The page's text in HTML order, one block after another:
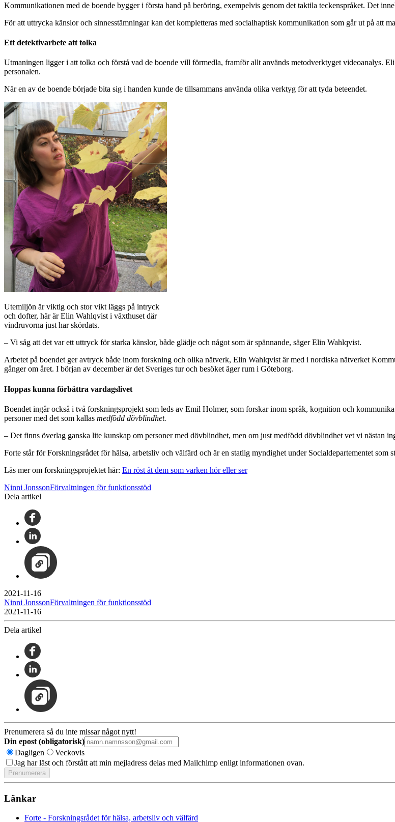
Kommunikationen med de boende bygger i första hand på beröring, exempelvis genom det taktila teckenspråket. Det
För att uttrycka känslor och sinnesstämningar kan det kompletteras med socialhaptisk kommunikation som går ut på att
Ett detektivarbete att tolka
Utmaningen ligger i att tolka och förstå vad de boende vill förmedla, framför allt används metodverktyget videoanalys.
personalen.
När en av de boende började bita sig i handen kunde de tillsammans använda olika verktyg för att tyda beteendet.
Utemiljön är viktig och stor vikt läggs på intryck
och dofter, här är Elin Wahlqvist i växthuset där
vindruvorna just har skördats.
– Vi såg att det var ett uttryck för starka känslor, både glädje och något som är spännande, säger Elin Wahlqvist.
Arbetet på boendet ger avtryck både inom forskning och olika nätverk, Elin Wahlqvist är med i nordiska nätverket
gånger om året. I början av december är det Sveriges tur och besöket äger rum i Göteborg.
Hoppas kunna förbättra vardagslivet
Boendet ingår också i två forskningsprojekt som leds av Emil Holmer, som forskar inom språk, kognition och
personer med det som kallas medfödd dövblindhet.
– Det finns överlag ganska lite kunskap om personer med dövblindhet, men om just medfödd dövblindhet vet vi nästan
Forte står för Forskningsrådet för hälsa, arbetsliv och välfärd och är en statlig myndighet under Socialdepartementet som
Läs mer om forskningsprojektet här: En röst åt dem som varken hör eller ser
Ninni JonssonFörvaltningen för funktionsstöd
Dela artikel
2021-11-16
Ninni JonssonFörvaltningen för funktionsstöd
2021-11-16
Dela artikel
Prenumerera så du inte missar något nytt!
Din epost (obligatorisk)
Dagligen
Veckovis
Jag har läst och förstått att min mejladress delas med Mailchimp enligt informationen ovan.
Länkar
Forte - Forskningsrådet för hälsa, arbetsliv och välfärd